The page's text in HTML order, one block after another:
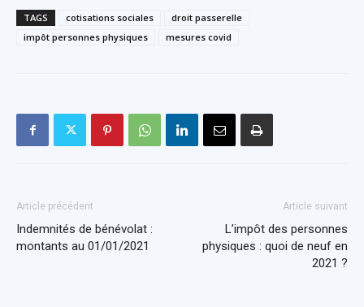
TAGS cotisations sociales
droit passerelle
impôt personnes physiques
mesures covid
Article précédent
Indemnités de bénévolat :
montants au 01/01/2021
Article suivant
L’impôt des personnes
physiques : quoi de neuf en
2021 ?